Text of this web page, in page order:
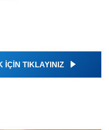
İÇİN TIKLAYINIZ